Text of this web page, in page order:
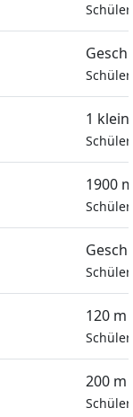
1
1900
120 m
200 m